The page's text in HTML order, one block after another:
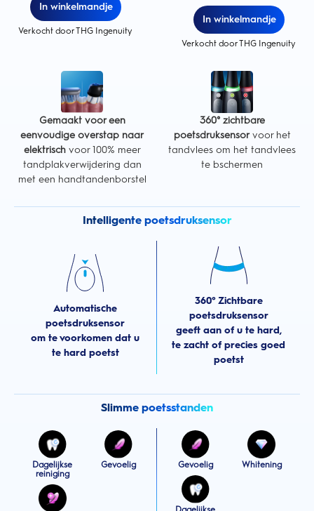
In winkelmandje
Verkocht door THG Ingenuity
In winkelmandje
Verkocht door THG Ingenuity
Gemaakt voor een
eenvoudige overstap naar
elektrischvoor 100% meer
tandplakverwijdering dan
met een handtandenborstel
360° zichtbare
poetsdruksensorvoor het
tandvlees om het tandvlees
te bschermen
Intelligente poetsdruksensor
Automatische
poetsdruksensor
om te voorkomen dat u
te hard poetst
360° Zichtbare
poetsdruksensor
geeft aan of u te hard,
te zacht of precies goed
poetst
Slimme poetsstanden
Dagelijkse
reiniging
Gevoelig Gevoelig Whitening